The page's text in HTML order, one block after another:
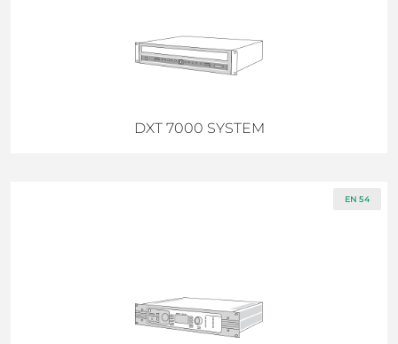
DXT 7000 SYSTEM
EN 54